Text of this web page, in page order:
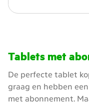
Tablets met
De perfecte tablet
graag en hebben
met abonnement.